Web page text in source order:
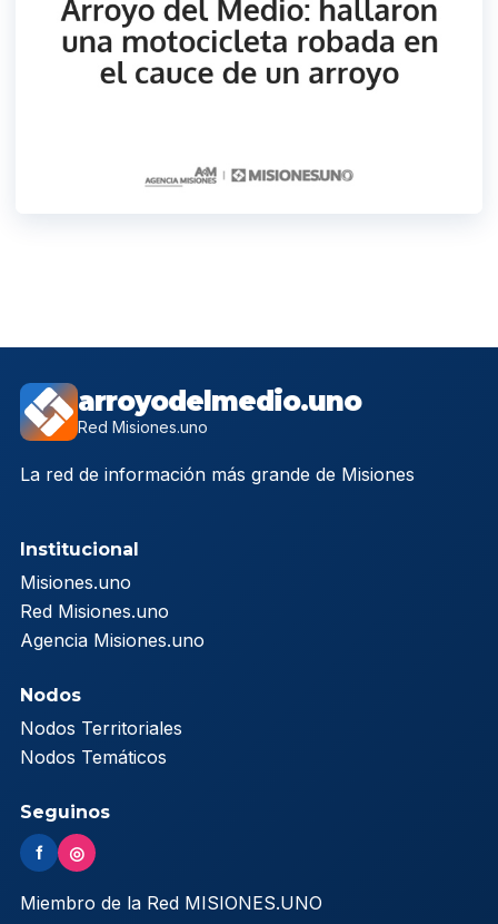
arroyodelmedio.uno
Red Misiones.uno
La red de información más grande de Misiones
Institucional
Misiones.uno
Red Misiones.uno
Agencia Misiones.uno
Nodos
Nodos Territoriales
Nodos Temáticos
Seguinos
f ◎
Miembro de la Red MISIONES.UNO